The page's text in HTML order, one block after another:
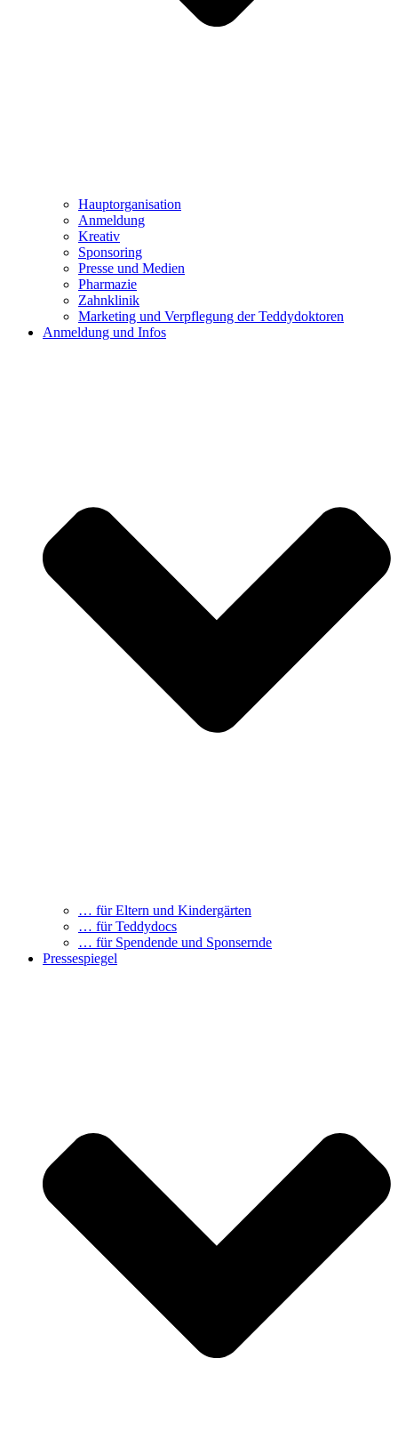
Hauptorganisation
Anmeldung
Kreativ
Sponsoring
Presse und Medien
Pharmazie
Zahnklinik
Marketing und Verpflegung der Teddydoktoren
Anmeldung und Infos
… für Eltern und Kindergärten
… für Teddydocs
… für Spendende und Sponsernde
Pressespiegel